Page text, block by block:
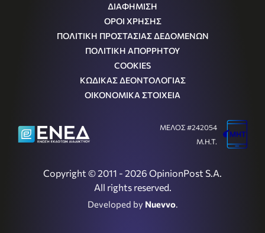
ΔΙΑΦΗΜΙΣΗ
ΟΡΟΙ ΧΡΗΣΗΣ
ΠΟΛΙΤΙΚΗ ΠΡΟΣΤΑΣΙΑΣ ΔΕΔΟΜΕΝΩΝ
ΠΟΛΙΤΙΚΗ ΑΠΟΡΡΗΤΟΥ
COOKIES
ΚΩΔΙΚΑΣ ΔΕΟΝΤΟΛΟΓΙΑΣ
ΟΙΚΟΝΟΜΙΚΑ ΣΤΟΙΧΕΙΑ
Copyright © 2011 - 2026 OpinionPost S.A.
All rights reserved.
Developed by Nuevvo.
ΜΕΛΟΣ #242054
Μ.Η.Τ.